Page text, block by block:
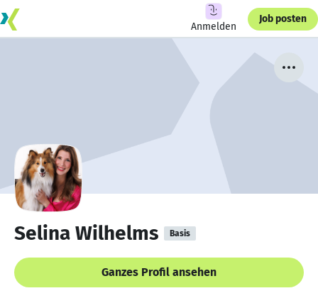
Anmelden
Job posten
Selina Wilhelms Basis
Ganzes Profil ansehen